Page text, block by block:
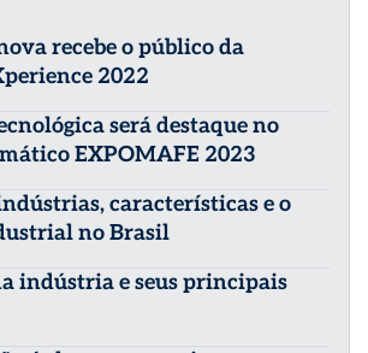
recebe o público da
2022
será destaque no
EXPOMAFE 2023
características e o
no Brasil
indústria e seus principais